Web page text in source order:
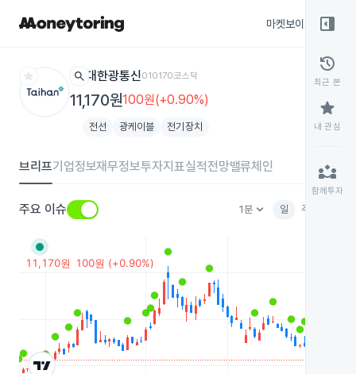
마켓보이스
star search 대한광통신010170코스닥
11,180원110원(+0.99%)
전선 광케이블 전기장치
브리프기업정보재무정보투자지표실적전망밸류체인
주요 이슈 1분keyboard_arrow_down 일 주
right_panel_open
history
최근 본
star
내 관심
partner_exchange
함께투자